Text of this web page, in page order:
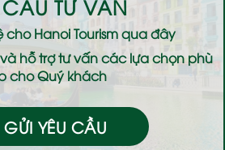
CẦU TƯ VẤN
choHanoi Tourismqua đây
hỗ trợ tư vấn các lựa chọn phù
cho Quý khách
GỬI YÊU CẦU